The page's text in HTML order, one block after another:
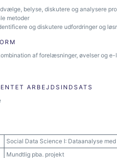
belyse, diskutere og analysere
metoder
og diskutere udfordringer og
af forelæsninger, øvelser og
ARBEJDSINDSATS
Social Data Science I: Dataanalyse
Mundtlig pba. projekt